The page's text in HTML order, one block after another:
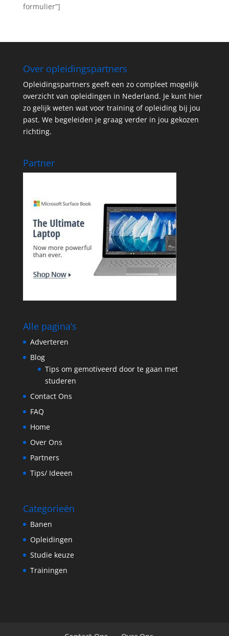
formulier”]
Over opleidingspartners
Opleidingspartners geeft een zo compleet mogelijk
overzicht van opleidingen in Nederland. Je kunt hier
zo gelijk weten wat voor training of opleiding bij jou
past. We begeleiden je graag verder in jou gekozen
richting.
Partner
Alle pagina’s
Adverteren
Blog
Tips om gemotiveerd door te gaan met
studeren
Contact Ons
FAQ
Home
Over Ons
Partners
Tips/ Ideeen
Categorieën
Banen
Opleidingen
Studie keuze
Trainingen